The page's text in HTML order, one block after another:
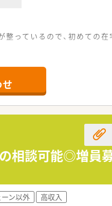
っているので、初めての在
イルに合わせた通勤が可能
り、落ち着いて業務に取り
できる体制が整っている店
立開局支援事業にも取り組
げなどのノウハウを学ぶこ
していける社風が大きな
言い合える風通しの良さが
アップを目指せる活気ある
性を高めていくことができ
相談可能◎増員募
ン以外 高収入